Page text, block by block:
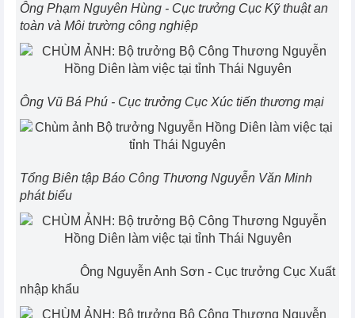
Ông Phạm Nguyên Hùng - Cục trưởng Cục Kỹ thuật an
toàn và Môi trường công nghiệp
Ông Vũ Bá Phú - Cục trưởng Cục Xúc tiến thương mại
Tổng Biên tập Báo Công Thương Nguyễn Văn Minh
phát biểu
Ông Nguyễn Anh Sơn - Cục trưởng Cục Xuất
nhập khẩu